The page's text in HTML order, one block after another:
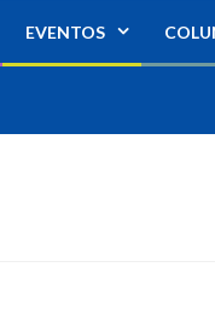
EVENTOS